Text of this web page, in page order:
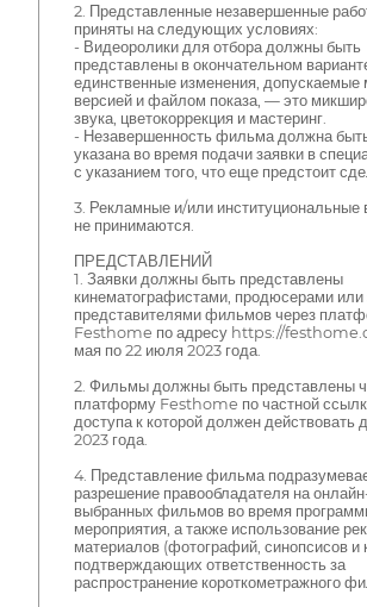
2. Представленные незавершенные
приняты на следующих условиях:
- Видеоролики для отбора должны быть
представлены в окончательном
единственные изменения, допускаемые
версией и файлом показа, — это
звука, цветокоррекция и мастеринг.
- Незавершенность фильма должна
указана во время подачи заявки в
с указанием того, что еще предстоит
3. Рекламные и/или институциональные
не принимаются.
ПРЕДСТАВЛЕНИЙ
1. Заявки должны быть представлены
кинематографистами, продюсерами
представителями фильмов через
Festhome по адресу https://
мая по 22 июля 2023 года.
2. Фильмы должны быть представлены
платформу Festhome по частной
доступа к которой должен действовать
2023 года.
4. Представление фильма
разрешение правообладателя на
выбранных фильмов во время
мероприятия, а также использование
материалов (фотографий, синопсисов и
подтверждающих ответственность за
распространение короткометражного